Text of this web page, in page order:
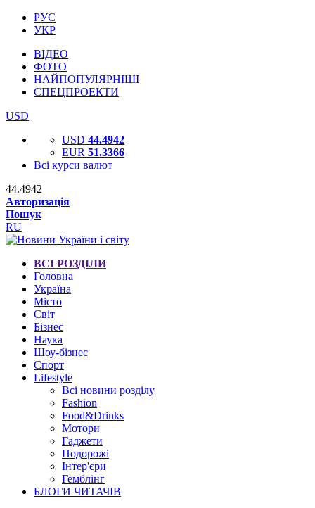
РУС
УКР
ВІДЕО
ФОТО
НАЙПОПУЛЯРНІШІ
СПЕЦПРОЕКТИ
USD
USD 44.4942
EUR 51.3366
Всі курси валют
44.4942
Авторизація
Пошук
RU
ВСІ РОЗДІЛИ
Головна
Україна
Місто
Світ
Бізнес
Наука
Шоу-бізнес
Спорт
Lifestyle
Всі новини розділу
Fashion
Food&Drinks
Мотори
Гаджети
Подорожі
Інтер'єри
Гемблінг
БЛОГИ ЧИТАЧІВ